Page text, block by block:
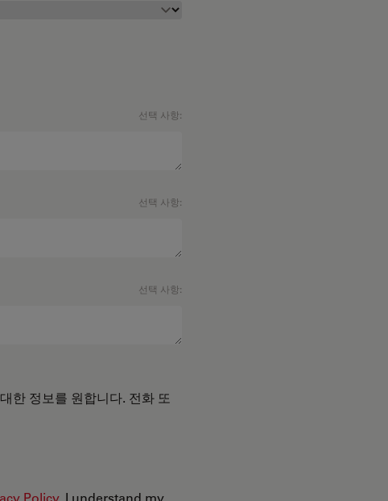
선택 사항:
선택 사항:
선택 사항:
한 정보를 원합니다. 전화 또
Policy. I understand my